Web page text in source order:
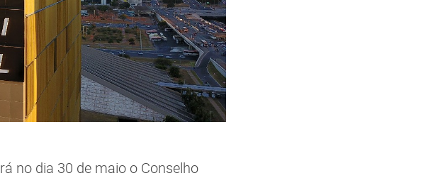
no dia 30 de maio o Conselho